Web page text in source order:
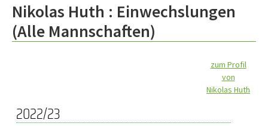
Nikolas Huth : Einwechslungen
(Alle Mannschaften)
zum Profil
von
Nikolas Huth
2022/23